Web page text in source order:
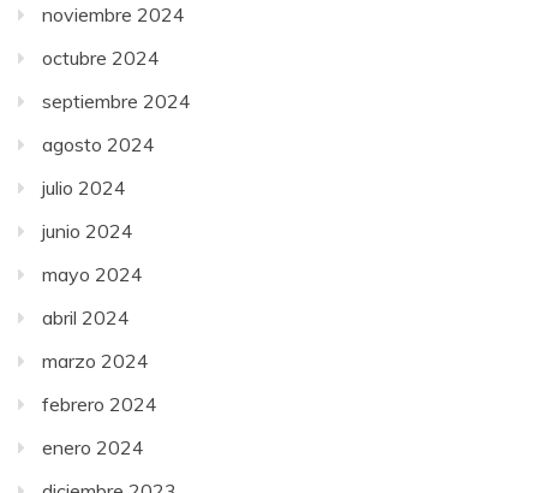
noviembre 2024
octubre 2024
septiembre 2024
agosto 2024
julio 2024
junio 2024
mayo 2024
abril 2024
marzo 2024
febrero 2024
enero 2024